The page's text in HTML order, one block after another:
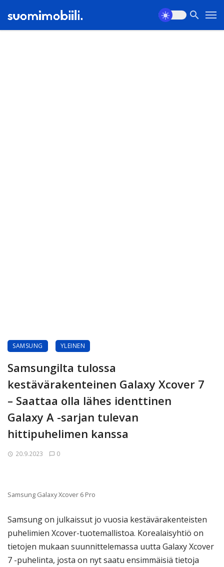
SAMSUNG YLEINEN
Samsungilta tulossa
kestävärakenteinen Galaxy Xcover 7
– Saattaa olla lähes identtinen
Galaxy A -sarjan tulevan
hittipuhelimen kanssa
20.9.2023 0
Samsung Galaxy Xcover 6 Pro
Samsung on julkaissut jo vuosia kestävärakenteisten
puhelimien Xcover-tuotemallistoa. Korealaisyhtiö on
tietojen mukaan suunnittelemassa uutta Galaxy Xcover
7 -puhelinta, josta on nyt saatu ensimmäisiä tietoja